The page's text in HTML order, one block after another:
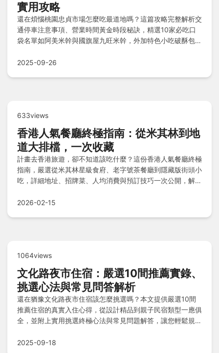
實用攻略
還在煩惱桃園忠貞市場怎麼吃最道地嗎？這篇攻略完整解析交
通停車注意事項、營業時間黃金時段秘訣，精選10家必吃口
袋名單如阿美米幹與國旗屋九旺米幹，外加特色小吃破酥包與
食盛宴不留遺憾！
2025-09-26
633views
香港人氣餐廳終極指南：從米其林到地
道大排檔，一次收藏
計畫去香港旅遊，卻不知道該吃什麼？這份香港人氣餐廳終極
指南，嚴選從米其林星級食府、老字號茶餐廳到隱藏版街頭小
吃，詳細地址、招牌菜、人均消費與預訂技巧一次公開，解決
2026-02-15
1064views
文化路夜市住宿：嚴選10間推薦實錄、
挑選心法與常見問答解析
還在猶豫文化路夜市住宿該怎麼挑選嗎？本文提供嚴選10間
推薦住宿的真實入住心得，從設計精品到親子民宿類型一應俱
全，並附上實用挑選終極心法與常見問題解答，讓您輕鬆規劃
2025-09-18